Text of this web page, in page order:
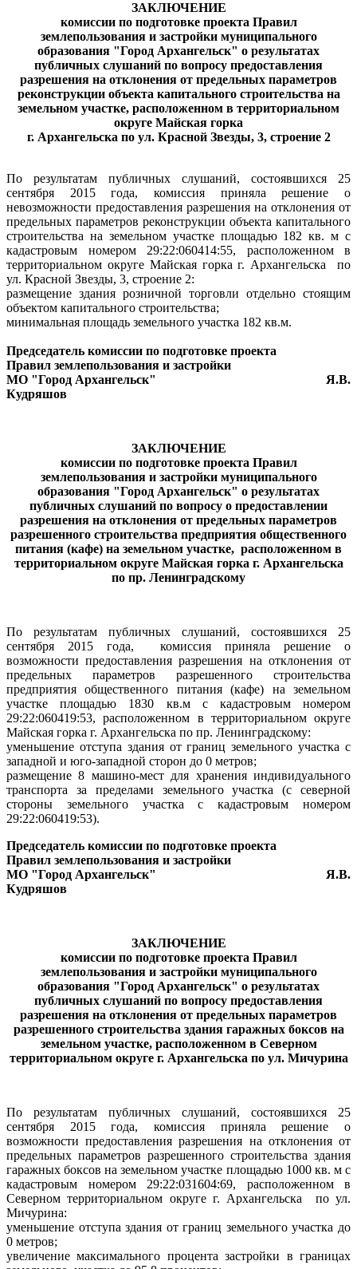
ЗАКЛЮЧЕНИЕ
комиссии по подготовке проекта Правил
землепользования и застройки муниципального
образования "Город Архангельск" о результатах
публичных слушаний по вопросу предоставления
разрешения на отклонения от предельных параметров
реконструкции объекта капитального строительства на
земельном участке, расположенном в территориальном
округе Майская горка
г. Архангельска по ул. Красной Звезды, 3, строение 2
По результатам публичных слушаний, состоявшихся 25
сентября 2015 года, комиссия приняла решение о
невозможности предоставления разрешения на отклонения от
предельных параметров реконструкции объекта капитального
строительства на земельном участке площадью 182 кв. м с
кадастровым номером 29:22:060414:55, расположенном в
территориальном округе Майская горка г. Архангельска
по
ул. Красной Звезды, 3, строение 2:
размещение здания розничной торговли отдельно стоящим
объектом капитального строительства;
минимальная площадь земельного участка 182 кв.м.
Председатель комиссии по подготовке проекта
Правил землепользования и застройки
МО "Город Архангельск"
Я.В.
Кудряшов
ЗАКЛЮЧЕНИЕ
комиссии по подготовке проекта Правил
землепользования и застройки муниципального
образования "Город Архангельск" о результатах
публичных слушаний по вопросу о предоставлении
разрешения на отклонения от предельных параметров
разрешенного строительства предприятия общественного
питания (кафе) на земельном участке, расположенном в
территориальном округе Майская горка г. Архангельска
по пр. Ленинградскому
По результатам публичных слушаний, состоявшихся 25
сентября 2015 года,
комиссия приняла решение о
возможности предоставления разрешения на отклонения от
предельных параметров разрешенного строительства
предприятия общественного питания (кафе) на земельном
участке площадью 1830 кв.м с кадастровым номером
29:22:060419:53, расположенном в территориальном округе
Майская горка г. Архангельска по пр. Ленинградскому:
уменьшение отступа здания от границ земельного участка с
западной и юго-западной сторон до 0 метров;
размещение 8 машино-мест для хранения индивидуального
транспорта за пределами земельного участка (с северной
стороны земельного участка с кадастровым номером
29:22:060419:53).
Председатель комиссии по подготовке проекта
Правил землепользования и застройки
МО "Город Архангельск"
Я.В.
Кудряшов
ЗАКЛЮЧЕНИЕ
комиссии по подготовке проекта Правил
землепользования и застройки муниципального
образования "Город Архангельск" о результатах
публичных слушаний по вопросу предоставления
разрешения на отклонения от предельных параметров
разрешенного строительства здания гаражных боксов на
земельном участке, расположенном в Северном
территориальном округе г. Архангельска по ул. Мичурина
По результатам публичных слушаний, состоявшихся 25
сентября 2015 года, комиссия приняла решение о
возможности предоставления разрешения на отклонения от
предельных параметров разрешенного строительства здания
гаражных боксов на земельном участке площадью 1000 кв. м с
кадастровым номером 29:22:031604:69, расположенном в
Северном территориальном округе г. Архангельска
по ул.
Мичурина:
уменьшение отступа здания от границ земельного участка до
0 метров;
увеличение максимального процента застройки в границах